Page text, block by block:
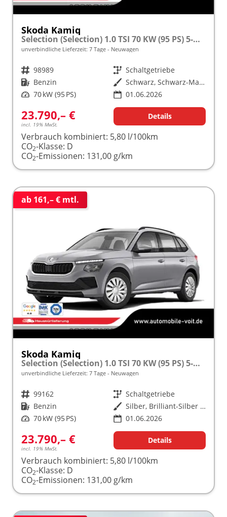
Skoda Kamiq
Selection (Selection) 1.0 TSI 70 KW (95 PS) 5-Gang Schaltgetriebe
unverbindliche Lieferzeit: 7 Tage Neuwagen
Fahrzeugnr. 98989 Getriebe Schaltgetriebe
Kraftstoff Benzin Außenfarbe
Schwarz, Schwarz-Magic Perleffekt (1Z)
Leistung 70 kW (95 PS) 01.06.2026
23.790,– €
incl. 19% MwSt.
Details
Verbrauch kombiniert: 5,80 l/100km
CO2-Klasse: D
CO2-Emissionen: 131,00 g/km
ab 161,– € mtl.
Skoda Kamiq
Selection (Selection) 1.0 TSI 70 KW (95 PS) 5-Gang Schaltgetriebe
unverbindliche Lieferzeit: 7 Tage Neuwagen
Fahrzeugnr. 99162 Getriebe Schaltgetriebe
Kraftstoff Benzin Außenfarbe
Silber, Brilliant-Silber Metallic (8E)
Leistung 70 kW (95 PS) 01.06.2026
23.790,– €
incl. 19% MwSt.
Details
Verbrauch kombiniert: 5,80 l/100km
CO2-Klasse: D
CO2-Emissionen: 131,00 g/km